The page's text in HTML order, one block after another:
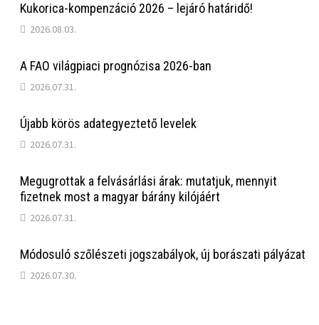
Kukorica-kompenzáció 2026 – lejáró határidő!
2026.08.03.
A FAO világpiaci prognózisa 2026-ban
2026.07.31.
Újabb körös adategyeztető levelek
2026.07.31.
Megugrottak a felvásárlási árak: mutatjuk, mennyit
fizetnek most a magyar bárány kilójáért
2026.07.31.
Módosuló szőlészeti jogszabályok, új borászati pályázat
2026.07.30.